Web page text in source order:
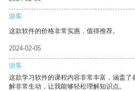
游客
这款软件的价格非常实惠，值得推荐。
2024-02-05
游客
这款学习软件的课程内容非常丰富，涵盖了
解非常生动，让我能够轻松理解知识点。